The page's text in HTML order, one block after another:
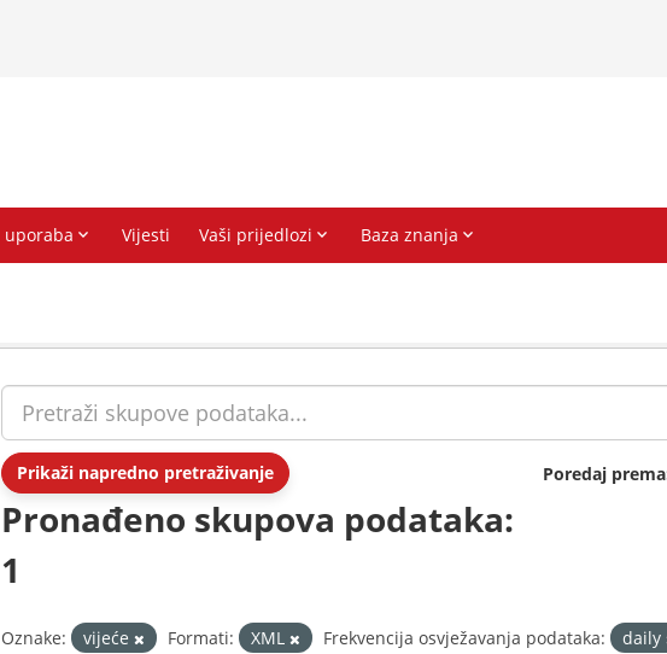
Prikaži napredno pretraživanje Poredaj prema
Pronađeno skupova podataka:
1
Oznake: vijeće Formati: XML Frekvencija osvježavanja podataka: daily